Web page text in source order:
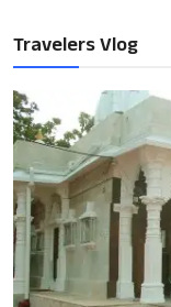
Travelers Vlog